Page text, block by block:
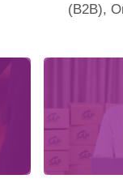
(B2B),